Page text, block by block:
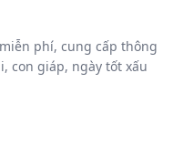
phí, cung cấp thông
con giáp, ngày tốt xấu